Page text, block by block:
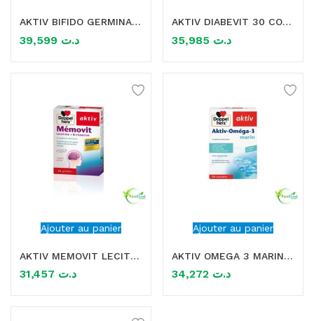
AKTIV BIFIDO GERMINA 20 GELULES
د.ت
AKTIV DIABEVIT 30 COMPRIMES
د.ت
Ajouter au panier
AKTIV MEMOVIT LECITHINE+B-VITAMINES 30 GELULES
د.ت
Ajouter au panier
AKTIV OMEGA 3 MARIN 30 CAPSULES
د.ت